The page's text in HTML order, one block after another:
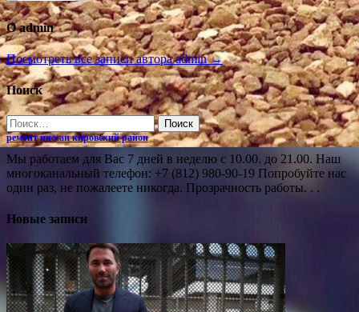
О admin
Посмотреть все записи автора admin →
Поиск
Найти:
ремонт ниссан кировский район
Мы работаем для Вас 7 дней в неделю с 10.00. до 21.00. Наш
многоканальный телефон: +7 (812) 980-90-19 Попробуйте нас
один раз, не пожалеете никогда. Прозрачность работы. . .
Новые записи